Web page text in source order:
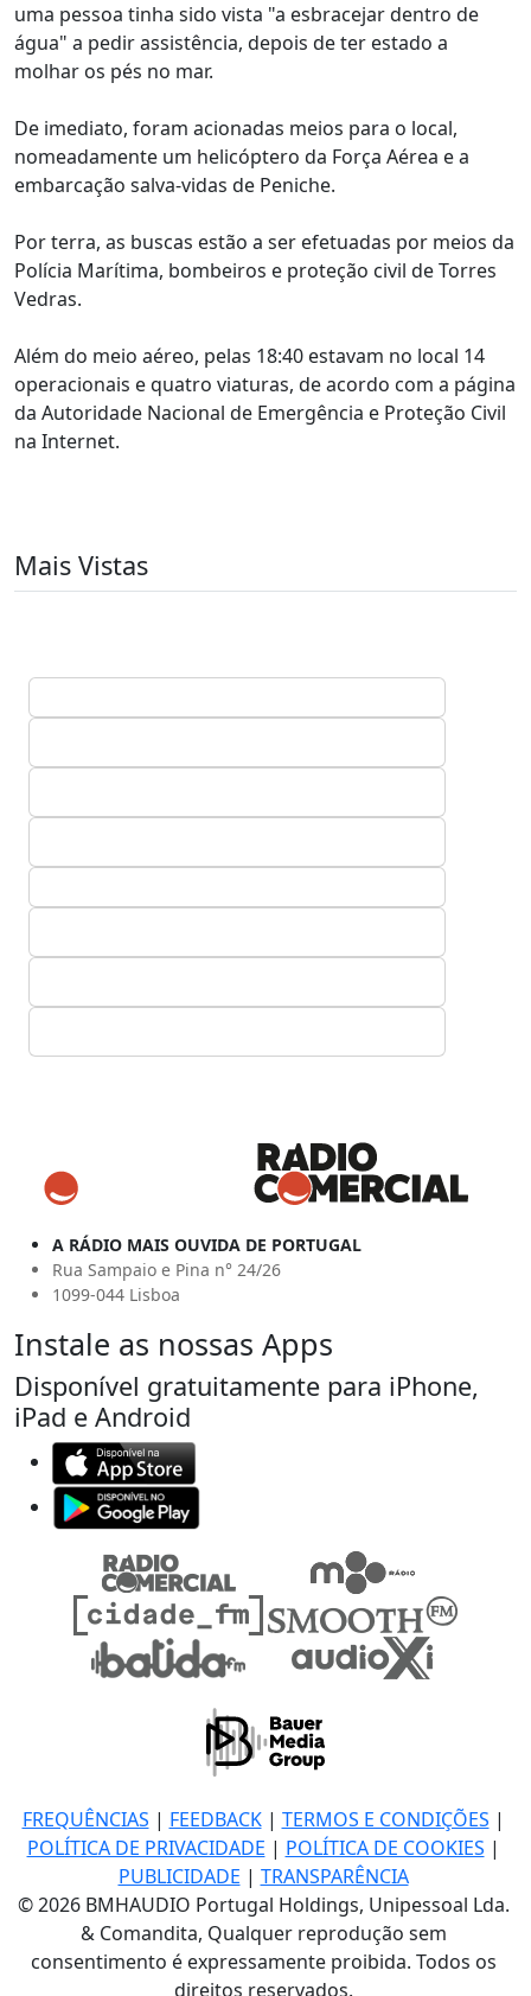
uma pessoa tinha sido vista "a esbracejar dentro de
água" a pedir assistência, depois de ter estado a
molhar os pés no mar.
De imediato, foram acionadas meios para o local,
nomeadamente um helicóptero da Força Aérea e a
embarcação salva-vidas de Peniche.
Por terra, as buscas estão a ser efetuadas por meios da
Polícia Marítima, bombeiros e proteção civil de Torres
Vedras.
Além do meio aéreo, pelas 18:40 estavam no local 14
operacionais e quatro viaturas, de acordo com a página
da Autoridade Nacional de Emergência e Proteção Civil
na Internet.
Mais Vistas
A RÁDIO MAIS OUVIDA DE PORTUGAL
Rua Sampaio e Pina n° 24/26
1099-044 Lisboa
Instale as nossas Apps
Disponível gratuitamente para iPhone,
iPad e Android
FREQUÊNCIAS | FEEDBACK| TERMOS E CONDIÇÕES |
POLÍTICA DE PRIVACIDADE | POLÍTICA DE COOKIES |
PUBLICIDADE | TRANSPARÊNCIA
© 2026 BMHAUDIO Portugal Holdings, Unipessoal Lda.
& Comandita, Qualquer reprodução sem
consentimento é expressamente proibida. Todos os
direitos reservados.